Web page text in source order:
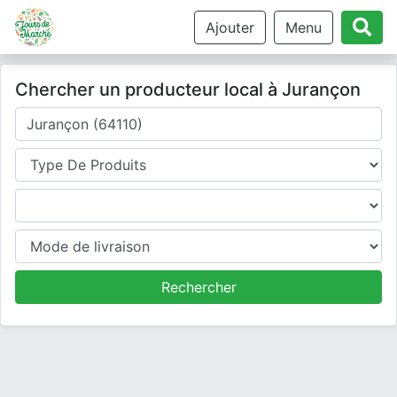
Ajouter Menu
Chercher un producteur local à Jurançon
Où cherchez-vous un producteur ?
Type de produits
Produits
Mode de livraison
Rechercher